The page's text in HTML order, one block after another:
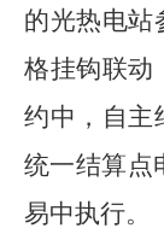
的光热电站
格挂钩联动
约中，自主
统一结算点
易中执行。